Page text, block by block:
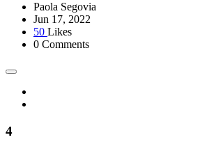
Paola Segovia
Jun 17, 2022
50 Likes
0 Comments
4